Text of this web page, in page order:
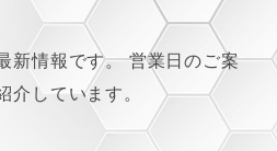
新情報です。営業日のご案
介しています。